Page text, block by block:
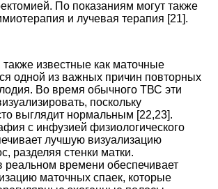
По показаниям могут также
и лучевая терапия [21].
известные как маточные
одной из важных причин повторных
Во время обычного ТВС эти
поскольку
выглядит нормальным [22,23].
с инфузией физиологического
лучшую визуализацию
разделяя стенки матки.
реальном времени обеспечивает
маточных спаек, которые